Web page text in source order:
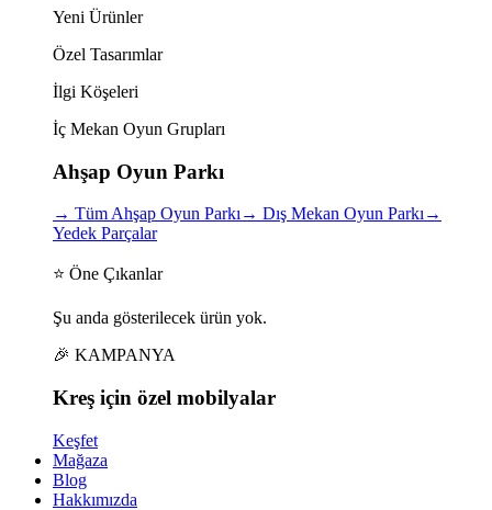
Yeni Ürünler
Özel Tasarımlar
İlgi Köşeleri
İç Mekan Oyun Grupları
Ahşap Oyun Parkı
→ Tüm Ahşap Oyun Parkı→ Dış Mekan Oyun Parkı→
Yedek Parçalar
⭐ Öne Çıkanlar
Şu anda gösterilecek ürün yok.
🎉 KAMPANYA
Kreş için özel mobilyalar
Keşfet
Mağaza
Blog
Hakkımızda